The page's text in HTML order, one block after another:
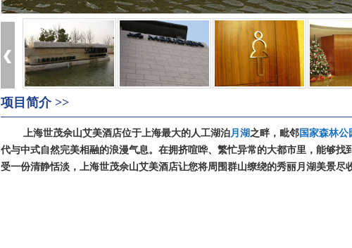
项目简介 >>
上海世茂佘山艾美酒店位于上海最大的人工湖泊月湖之畔，毗邻国家森林公
代与中式自然完美相融的浪漫气息。在拥挤喧哗、繁忙异常的大都市里，能够
受一份清静恬淡，上海世茂佘山艾美酒店让您将周围群山缭绕的秀丽月湖美景尽